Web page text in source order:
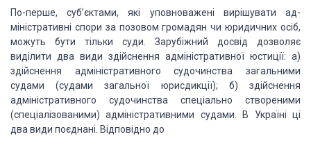
По-перше, суб’єктами, які уповноважені вирішувати ад­
міністративні спори за позовом громадян чи юридичних осіб,
можуть бути тільки суди.
Зарубіжний досвід дозволяє
виділити два види здійснення адміністративної юстиції: а)
здійснення адміністративного судочинства загальними
судами (судами за­гальної юрисдикції); б) здійснення
адміністративного судо­чинства спеціально створеними
(спеціалізованими) адміністра­тивними судами. В Україні ці
два види поєднані. Відповідно до